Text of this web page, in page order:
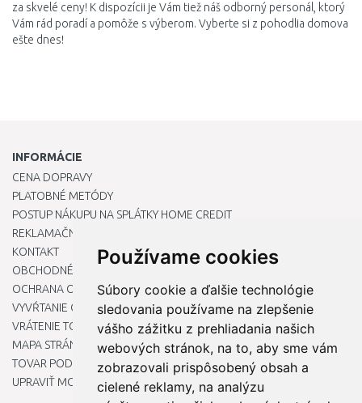
Používame cookies
Súbory cookie a ďalšie technológie
sledovania používame na zlepšenie
vášho zážitku z prehliadania našich
webových stránok, na to, aby sme vám
zobrazovali prispôsobený obsah a
cielené reklamy, na analýzu
za skvelé ceny! K dispozícii je Vám tiež náš odborný personál
ktorý
Vám rád poradí a pomôže s výberom. Vyberte si z pohodlia domova
ešte dnes!
INFORMÁCIE
CENA DOPRAVY
PLATOBNÉ METÓDY
POSTUP NÁKUPU NA SPLÁTKY HOME CREDIT
REKLAMAČNÝ PORIADOK
KONTAKT
OBCHODNÉ PODMIENKY
OCHRANA OSOBNÝCH ÚDAJOV
VYVŔTANIE OTVORU DO DREZU PRE KUCHYNSKÚ BATÉRIU
VRÁTENIE TOVARU / REKLAMÁCIE
MAPA STRÁNOK
TOVAR PODĽA ZNAČIEK
UPRAVIŤ MOJE PREDVOĽBY COOKIES